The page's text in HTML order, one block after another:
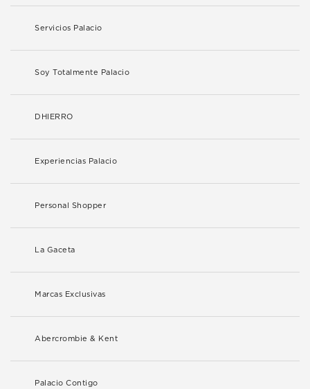
Servicios Palacio
Soy Totalmente Palacio
DHIERRO
Experiencias Palacio
Personal Shopper
La Gaceta
Marcas Exclusivas
Abercrombie & Kent
Palacio Contigo